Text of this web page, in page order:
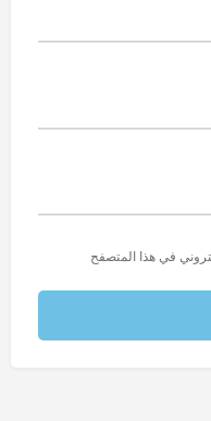
في هذا المتصفح